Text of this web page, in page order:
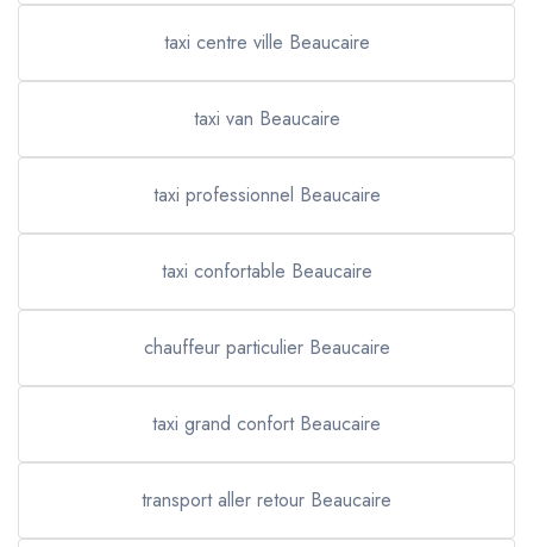
taxi centre ville Beaucaire
taxi van Beaucaire
taxi professionnel Beaucaire
taxi confortable Beaucaire
chauffeur particulier Beaucaire
taxi grand confort Beaucaire
transport aller retour Beaucaire